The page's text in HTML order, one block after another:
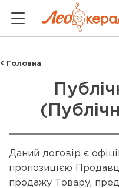
Головна
Даний договір є
пропозицією
продажу Товару,